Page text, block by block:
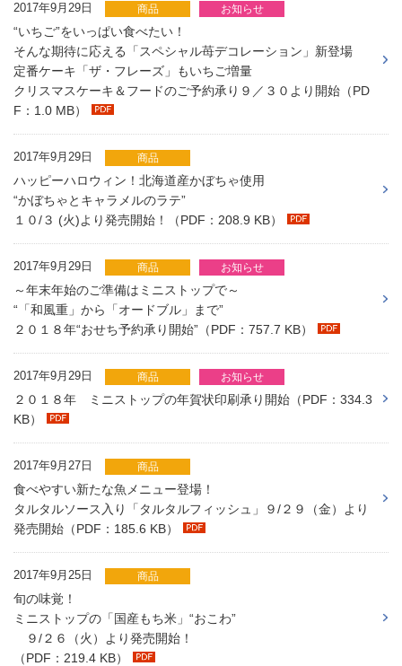
2017年9月29日 商品 お知らせ
“いちご”をいっぱい食べたい！
そんな期待に応える「スペシャル苺デコレーション」新登場
定番ケーキ「ザ・フレーズ」もいちご増量
クリスマスケーキ＆フードのご予約承り９／３０より開始（PD
F：1.0 MB）
2017年9月29日 商品
ハッピーハロウィン！北海道産かぼちゃ使用
“かぼちゃとキャラメルのラテ”
１０/３ (火)より発売開始！（PDF：208.9 KB）
2017年9月29日 商品 お知らせ
～年末年始のご準備はミニストップで～
“「和風重」から「オードブル」まで”
２０１８年“おせち予約承り開始”（PDF：757.7 KB）
2017年9月29日 商品 お知らせ
２０１８年 ミニストップの年賀状印刷承り開始（PDF：334.3
KB）
2017年9月27日 商品
食べやすい新たな魚メニュー登場！
タルタルソース入り「タルタルフィッシュ」９/２９（金）より
発売開始（PDF：185.6 KB）
2017年9月25日 商品
旬の味覚！
ミニストップの「国産もち米」“おこわ”
９/２６（火）より発売開始！
（PDF：219.4 KB）